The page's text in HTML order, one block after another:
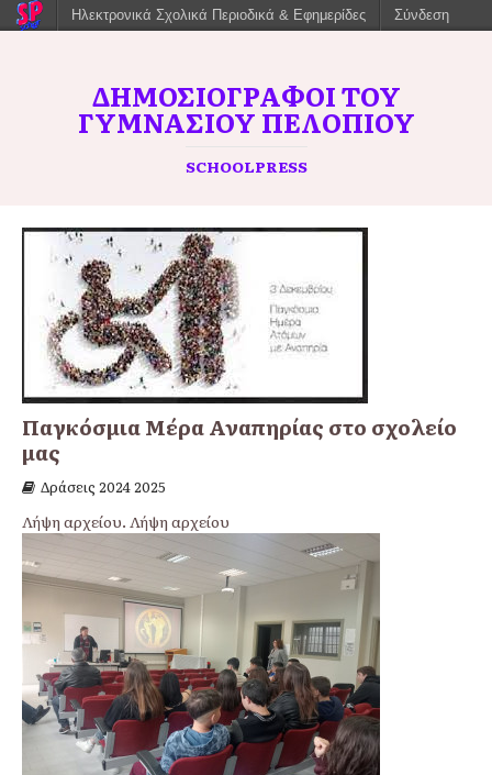
ΔΗΜΟΣΙΟΓΡΆΦΟΙ ΤΟΥ
ΓΥΜΝΑΣΊΟΥ ΠΕΛΟΠΊΟΥ
SCHOOLPRESS
Παγκόσμια Μέρα Αναπηρίας στο σχολείο
μας
Δράσεις 2024 2025
Λήψη αρχείου. Λήψη αρχείου
Ηλεκτρονικά Σχολικά Περιοδικά & Εφημερίδες Σύνδεση